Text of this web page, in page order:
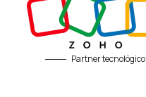
Partner tecnológico